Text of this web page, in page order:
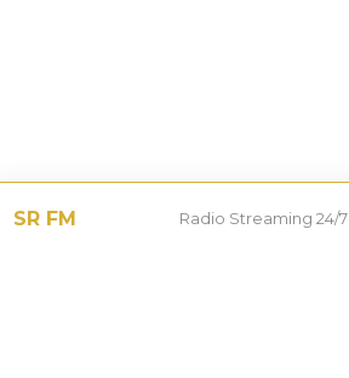
SR FM Radio Streaming 24/7